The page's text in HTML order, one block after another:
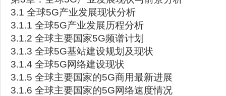
3.1 全球5G产业发展现状分析
3.1.1 全球5G产业发展历程分析
3.1.2 全球主要国家5G频谱计划
3.1.3 全球5G基站建设规划及现状
3.1.4 全球5G网络建设现状
3.1.5 全球主要国家的5G商用最新进展
3.1.6 全球主要国家的5G网络速度情况